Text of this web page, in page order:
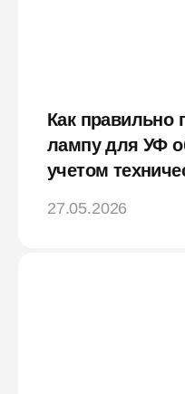
Как правильно
лампу для УФ
учетом
27.05.2026